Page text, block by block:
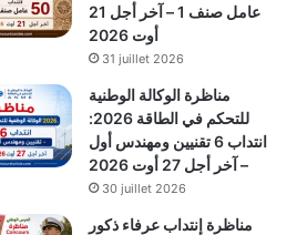
عامل صنف 1 – آخر أجل 21
أوت 2026
31 juillet 2026
مناظرة الوكالة الوطنية
للتحكم في الطاقة 2026:
انتداب 6 تقنيين ومهندس أول
– آخر أجل 27 أوت 2026
30 juillet 2026
مناظرة إنتداب عرفاء ذكور